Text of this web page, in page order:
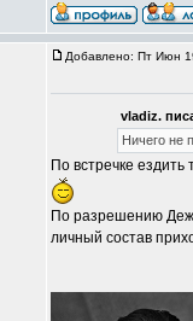
Добавлено: Пт Июн
vladiz.
Ничего не
По встречке
По разрешению
личный состав